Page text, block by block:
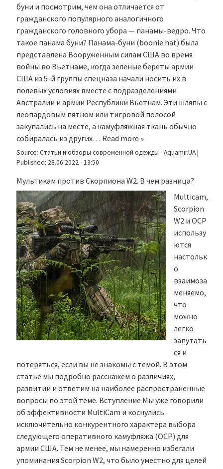
буни и посмотрим, чем она отличается от
гражданского популярного аналогичного
гражданского головного убора — панамы-ведро. Что
такое панама буни? Панама-буни (boonie hat) была
представлена Вооруженным силам США во время
войны во Вьетнаме, когда зеленые береты армии
США из 5-й группы спецназа начали носить их в
полевых условиях вместе с подразделениями
Австралии и армии Республики Вьетнам. Эти шляпы с
леопардовым пятном или тигровой полосой
закупались на месте, а камуфляжная ткань обычно
собиралась из других… Read more »
Source: Статьи и обзоры современной одежды - Aquamir.UA|
Published: 28.06.2022 - 13:50
Мультикам против Скорпиона W2. В чем разница?
Multicam,
Scorpion
W2 и OCP
использу
ются
настольк
о
взаимоза
меняемо,
что
можно
легко
запутать
ся и
потеряться, если вы не знакомы с темой. В этом
статье мы подробно расскажем о различиях,
развитии и ответим на наиболее распространенные
вопросы по этой теме. Вступление Мы уже говорили
об эффективности MultiCam и коснулись
исключительно конкурентного характера выбора
следующего оперативного камуфляжа (OCP) для
армии США. Тем не менее, мы намеренно избегали
упоминания Scorpion W2, что было уместно для целей